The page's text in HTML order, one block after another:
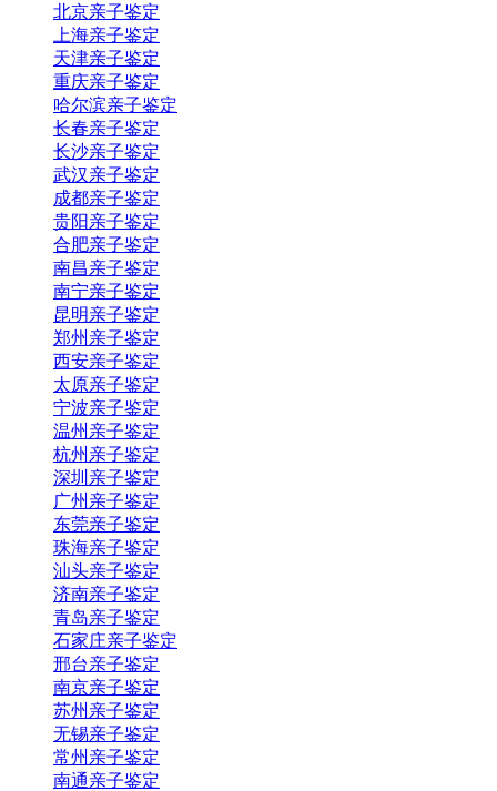
北京亲子鉴定
上海亲子鉴定
天津亲子鉴定
重庆亲子鉴定
哈尔滨亲子鉴定
长春亲子鉴定
长沙亲子鉴定
武汉亲子鉴定
成都亲子鉴定
贵阳亲子鉴定
合肥亲子鉴定
南昌亲子鉴定
南宁亲子鉴定
昆明亲子鉴定
郑州亲子鉴定
西安亲子鉴定
太原亲子鉴定
宁波亲子鉴定
温州亲子鉴定
杭州亲子鉴定
深圳亲子鉴定
广州亲子鉴定
东莞亲子鉴定
珠海亲子鉴定
汕头亲子鉴定
济南亲子鉴定
青岛亲子鉴定
石家庄亲子鉴定
邢台亲子鉴定
南京亲子鉴定
苏州亲子鉴定
无锡亲子鉴定
常州亲子鉴定
南通亲子鉴定